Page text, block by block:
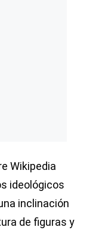
Wikipedia
ideológicos
inclinación
de figuras y